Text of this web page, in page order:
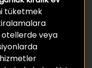
tüketmek
otellerde veya